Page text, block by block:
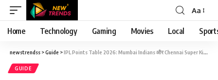
Font
Resizer
Aa
Home Technology Gaming Movies Local
newstrendss >Guide >IPL Points Table 2026: Mumbai Indians और Chennai Super Kings का Current Standing कैसे Check करें
GUIDE